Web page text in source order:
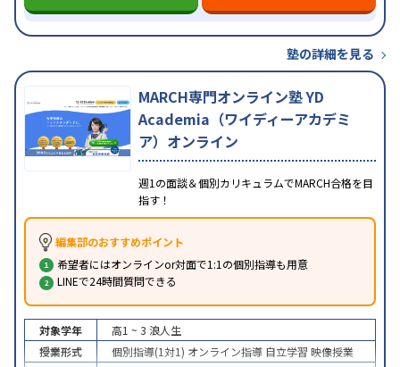
塾の詳細を見る
MARCH専門オンライン塾 YD
Academia（ワイディーアカデミ
ア）オンライン
週1の面談＆個別カリキュラムでMARCH合格を目
指す！
編集部のおすすめポイント
希望者にはオンラインor対面で1:1の個別指導も用意
LINEで24時間質問できる
対象学年 高1 ~ 3 浪人生
授業形式
個別指導(1対1) オンライン指導 自立学習 映像授業